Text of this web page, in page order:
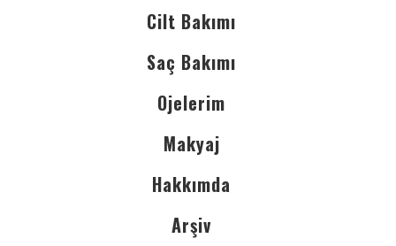
Cilt Bakımı
Saç Bakımı
Ojelerim
Makyaj
Hakkımda
Arşiv